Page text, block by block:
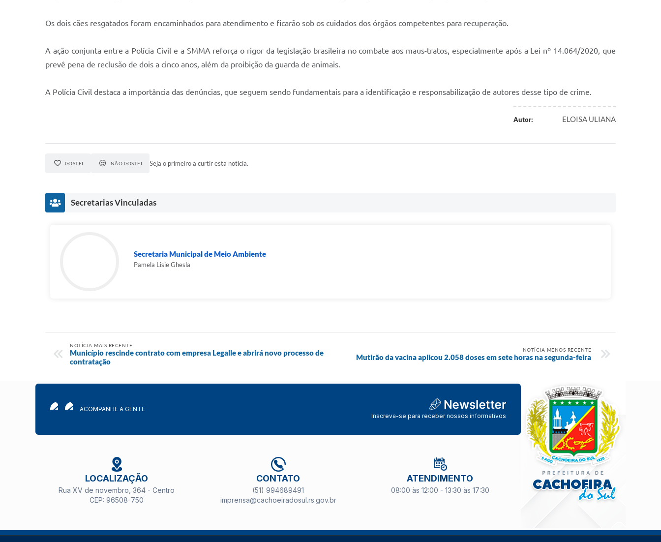
Os dois cães resgatados foram encaminhados para atendimento e ficarão sob os cuidados dos órgãos competentes para recuperação.
A ação conjunta entre a Polícia Civil e a SMMA reforça o rigor da legislação brasileira no combate aos maus-tratos, especialmente após a Lei nº 14.064/2020, que
prevê pena de reclusão de dois a cinco anos, além da proibição da guarda de animais.
A Polícia Civil destaca a importância das denúncias, que seguem sendo fundamentais para a identificação e responsabilização de autores desse tipo de crime.
Autor: ELOISA ULIANA
GOSTEI NÃO GOSTEI Seja o primeiro a curtir esta notícia.
Secretarias Vinculadas
Secretaria Municipal de Meio Ambiente
Pamela Lisie Ghesla
NOTÍCIA MAIS RECENTE
Município rescinde contrato com empresa Legalle e abrirá novo processo de
contratação
NOTÍCIA MENOS RECENTE
Mutirão da vacina aplicou 2.058 doses em sete horas na segunda-feira
ACOMPANHE A GENTE
Inscreva-se para receber nossos informativos
LOCALIZAÇÃO
Rua XV de novembro, 364 - Centro
CEP: 96508-750
CONTATO
(51) 994689491
imprensa@cachoeiradosul.rs.gov.br
ATENDIMENTO
08:00 às 12:00 - 13:30 às 17:30